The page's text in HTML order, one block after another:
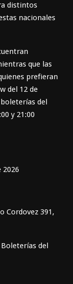
distintos
nacionales
que las
prefieran
del 12 de
del
y 21:00
2026
Cordovez 391,
del